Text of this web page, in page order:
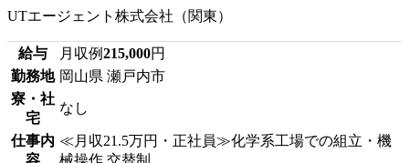
UTエージェント株式会社（関東）
給与 月収例215,000円
勤務地 岡山県 瀬戸内市
寮・社
宅
なし
仕事内 ≪月収21.5万円・正社員≫化学系工場での組立・機